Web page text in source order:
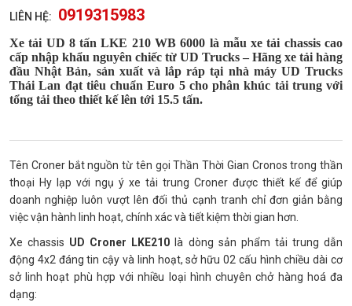
LIÊN HỆ: 0919315983
Xe tải UD 8 tấn LKE 210 WB 6000 là mẫu xe tải chassis cao
cấp nhập khẩu nguyên chiếc từ UD Trucks – Hãng xe tải hàng
đầu Nhật Bản, sản xuất và lắp ráp tại nhà máy UD Trucks
Thái Lan đạt tiêu chuẩn Euro 5 cho phân khúc tải trung với
tổng tải theo thiết kế lên tới 15.5 tấn.
Tên Croner bắt nguồn từ tên gọi Thần Thời Gian Cronos trong thần
thoại Hy lạp với ngụ ý xe tải trung Croner được thiết kế để giúp
doanh nghiệp luôn vượt lên đối thủ cạnh tranh chỉ đơn giản bằng
việc vận hành linh hoạt, chính xác và tiết kiệm thời gian hơn.
Xe chassis UD Croner LKE210 là dòng sản phẩm tải trung dẫn
động 4x2 đáng tin cậy và linh hoạt, sở hữu 02 cấu hình chiều dài cơ
sở linh hoạt phù hợp với nhiều loại hình chuyên chở hàng hoá đa
dạng: